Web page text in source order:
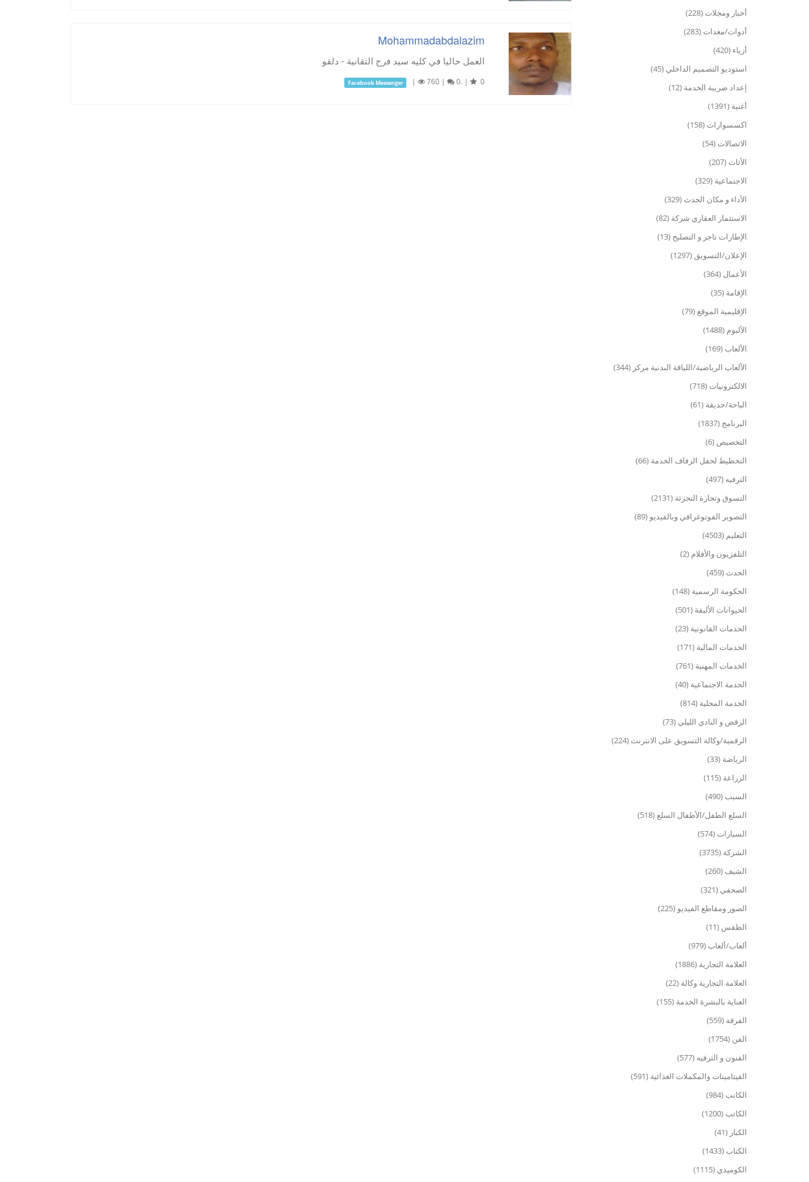
أخبار ومجلات (228)
أدوات/معدات (283)
أزياء (420)
استوديو التصميم الداخلي (45)
إعداد ضريبة الخدمة (12)
أغنية (1391)
اكسسوارات (158)
الاتصالات (54)
الأثاث (207)
الاجتماعية (329)
الأداء و مكان الحدث (329)
الاستثمار العقاري شركة (82)
الإطارات تاجر و التصليح (13)
الإعلان/التسويق (1297)
الأعمال (364)
الإقامة (35)
الإقليمية الموقع (79)
الألبوم (1488)
الألعاب (169)
الألعاب الرياضية/اللياقة البدنية مركز (344)
الالكترونيات (718)
الباحة/حديقة (61)
البرنامج (1837)
التخصيص (6)
التخطيط لحفل الزفاف الخدمة (66)
الترفيه (497)
التسوق وتجارة التجزئة (2131)
التصوير الفوتوغرافي وبالفيديو (89)
التعليم (4503)
التلفزيون والأفلام (2)
الحدث (459)
الحكومة الرسمية (148)
الحيوانات الأليفة (501)
الخدمات القانونية (23)
الخدمات المالية (171)
الخدمات المهنية (761)
الخدمة الاجتماعية (40)
الخدمة المحلية (814)
الرقص و النادي الليلي (73)
الرقمية/وكالة التسويق على الانترنت (224)
الرياضة (33)
الزراعة (115)
السبب (490)
السلع الطفل/الأطفال السلع (518)
السيارات (574)
الشركة (3735)
الشيف (260)
الصحفي (321)
الصور ومقاطع الفيديو (225)
الطقس (11)
ألعاب/ألعاب (979)
العلامة التجارية (1886)
العلامة التجارية وكالة (22)
العناية بالبشرة الخدمة (155)
الفرقة (559)
الفن (1754)
الفنون و الترفيه (577)
الفيتامينات والمكملات الغذائية (591)
الكاتب (984)
الكاتب (1200)
الكبار (41)
الكتاب (1433)
الكوميدي (1115)
Mohammadabdalazim
العمل حاليا في كليه سيد فرح التقانية - دلقو
Facebook Messenger | 760 | 0. | 0